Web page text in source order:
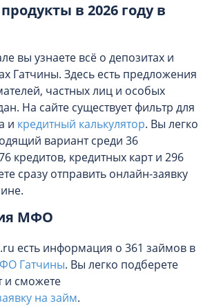
в 2026 году в
вы узнаете всё о депозитах и
Гатчины. Здесь есть предложения
частных лиц и особых
На сайте существует фильтр для
и кредитный калькулятор. Вы легко
вариант среди 36
кредитов, кредитных карт и 296
сразу отправить онлайн-заявку
МФО
есть информация о 361 займов в
Гатчины. Вы легко подберете
и сможете
на займ.